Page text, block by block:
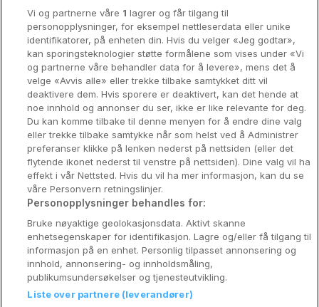
Stavanger
Bergen
Utforsk Norden
Om Coop HotellKupp
Konkurranse
Koselig avbrekk
Velvære i var
Premiumhotell
Venninnetur
Reservasjonsspørsmål:
Vi og partnerne våre 1 lagrer og får tilgang til
personopplysninger, for eksempel nettleserdata eller unike
identifikatorer, på enheten din. Hvis du velger «Jeg godtar»,
kan sporingsteknologier støtte formålene som vises under «Vi
og partnerne våre behandler data for å levere», mens det å
velge «Avvis alle» eller trekke tilbake samtykket ditt vil
deaktivere dem. Hvis sporere er deaktivert, kan det hende at
noe innhold og annonser du ser, ikke er like relevante for deg.
Du kan komme tilbake til denne menyen for å endre dine valg
eller trekke tilbake samtykke når som helst ved å Administrer
preferanser klikke på lenken nederst på nettsiden (eller det
flytende ikonet nederst til venstre på nettsiden). Dine valg vil ha
effekt i vår Nettsted. Hvis du vil ha mer informasjon, kan du se
våre Personvern retningslinjer.
Personopplysninger behandles for:
Bruke nøyaktige geolokasjonsdata. Aktivt skanne
enhetsegenskaper for identifikasjon. Lagre og/eller få tilgang til
informasjon på en enhet. Personlig tilpasset annonsering og
innhold, annonsering- og innholdsmåling,
publikumsundersøkelser og tjenesteutvikling.
Liste over partnere (leverandører)